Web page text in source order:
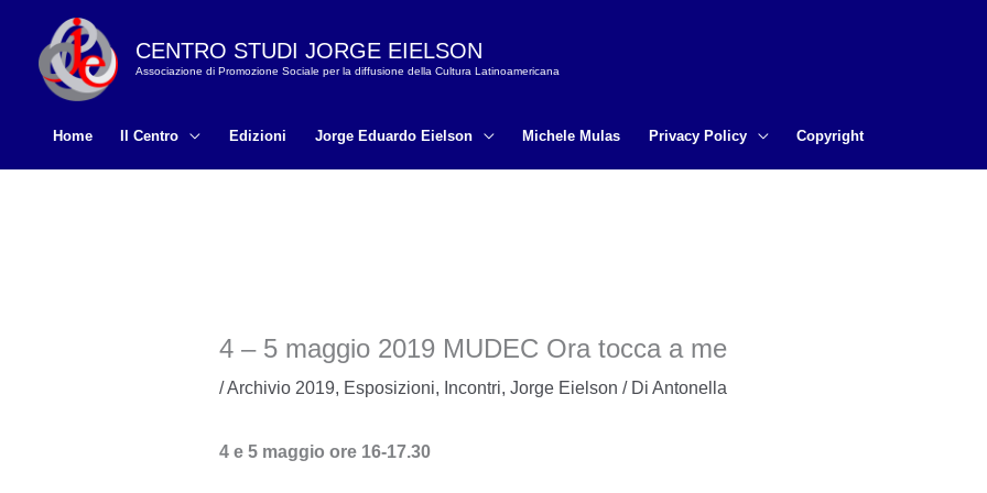
contenuto
CENTRO STUDI JORGE EIELSON
Associazione di Promozione Sociale per la diffusione della Cultura Latinoamericana
Home Il Centro Edizioni Jorge Eduardo Eielson Michele Mulas Privacy Policy Copyright
4 – 5 maggio 2019 MUDEC Ora tocca a me
/Archivio 2019, Esposizioni, Incontri, Jorge Eielson / Di Antonella
4 e 5 maggio ore 16-17.30